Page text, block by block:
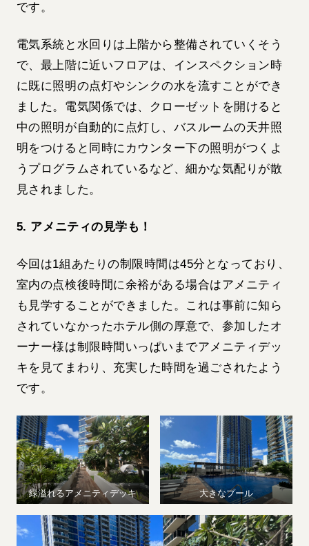
です。
電気系統と水回りは上階から整備されていくそう
で、最上階に近いフロアは、インスペクション時
に既に照明の点灯やシンクの水を流すことができ
ました。電気関係では、クローゼットを開けると
中の照明が自動的に点灯し、バスルームの天井照
明をつけると同時にカウンター下の照明がつくよ
うプログラムされているなど、細かな気配りが散
見されました。
5. アメニティの見学も！
今回は1組あたりの制限時間は45分となっており、
室内の点検後時間に余裕がある場合はアメニティ
も見学することができました。これは事前に知ら
されていなかったホテル側の厚意で、参加したオ
ーナー様は制限時間いっぱいまでアメニティデッ
キを見てまわり、充実した時間を過ごされたよう
です。
緑溢れるアメニティデッキ 大きなプール